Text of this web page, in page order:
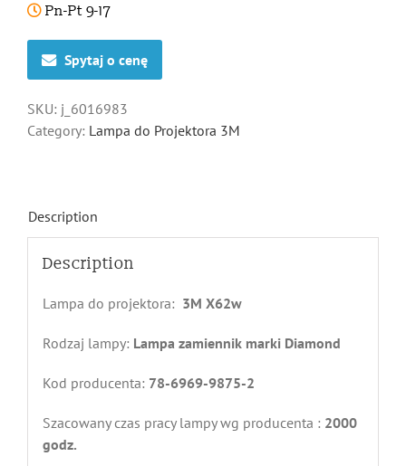
Pn-Pt 9-17
Spytaj o cenę
SKU: j_6016983
Category: Lampa do Projektora 3M
Description
Description
Lampa do projektora: 3M X62w
Rodzaj lampy: Lampa zamiennik marki Diamond
Kod producenta: 78-6969-9875-2
Szacowany czas pracy lampy wg producenta : 2000
godz.